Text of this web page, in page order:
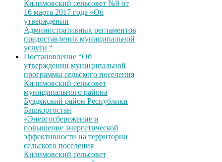
Килимовский сельсовет №9 от
16 марта 2017 года «Об
утверждении
Административных регламентов
предоставления муниципальной
услуги “
Постановление “Об
утверждении муниципальной
программы сельского поселения
Килимовский сельсовет
муниципального района
Буздякский район Республики
Башкортостан
«Энергосбережение и
повышение энергетической
эффективности на территории
сельского поселения
Килимовский сельсовет